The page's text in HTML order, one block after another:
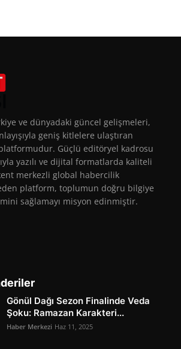
ve dünyadaki güncel gelişmeleri,
geniş kitlelere ulaştıran
Güçlü editöryel kadrosu
yazılı ve dijital formatlarda kaliteli
merkezli global habercilik
platform, toplumun doğru bilgiye
sağlamayı misyon edinmiştir.
Gönül Dağı Sezon Finalinde Veda
Şoku: Ramazan Karakteri...
Haber Merkezi Haz 11, 2025